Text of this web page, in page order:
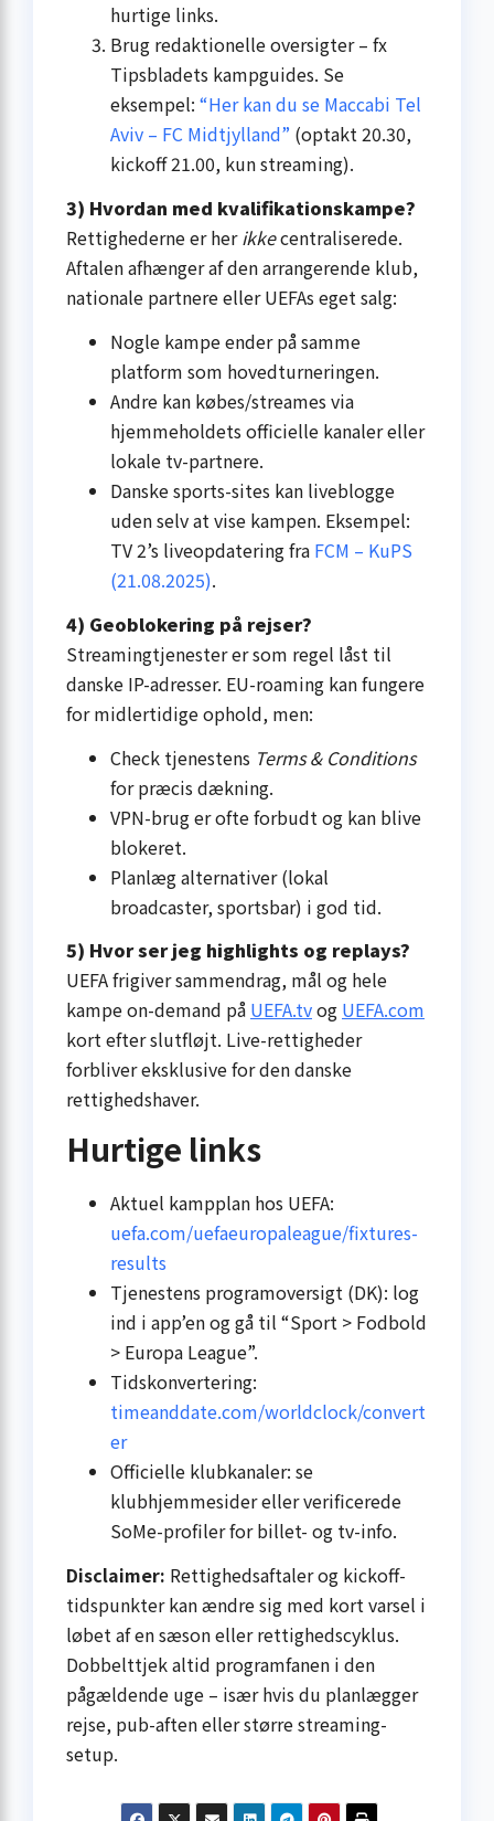
hurtige links.
Brug redaktionelle oversigter – fx
Tipsbladets kampguides. Se
eksempel: “Her kan du se Maccabi Tel
Aviv – FC Midtjylland” (optakt 20.30,
kickoff 21.00, kun streaming).
3) Hvordan med kvalifikationskampe?
Rettighederne er herikkecentraliserede.
Aftalen afhænger af den arrangerende klub,
nationale partnere eller UEFAs eget salg:
Nogle kampe ender på samme
platform som hovedturneringen.
Andre kan købes/streames via
hjemmeholdets officielle kanaler eller
lokale tv-partnere.
Danske sports-sites kan liveblogge
uden selv at vise kampen. Eksempel:
TV 2’s liveopdatering fra FCM – KuPS
(21.08.2025).
4) Geoblokering på rejser?
Streaming­tjenester er som regel låst til
danske IP-adresser. EU-roaming kan fungere
for midlertidige ophold, men:
Check tjenestens Terms & Conditions
for præcis dækning.
VPN-brug er ofte forbudt og kan blive
blokeret.
Planlæg alternativer (lokal
broadcaster, sportsbar) i god tid.
5) Hvor ser jeg highlights og replays?
UEFA frigiver sammendrag, mål og hele
kampe on-demand på UEFA.tvog UEFA.com
kort efter slutfløjt. Live-rettigheder
forbliver eksklusive for den danske
rettighedshaver.
Hurtige links
Aktuel kampplan hos UEFA:
uefa.com/uefaeuropaleague/fixtures-
results
Tjenestens programoversigt (DK): log
ind i app’en og gå til “Sport > Fodbold
> Europa League”.
Tidskonvertering:
timeanddate.com/worldclock/convert
er
Officielle klubkanaler: se
klubhjemmesider eller verificerede
SoMe-profiler for billet- og tv-info.
Disclaimer: Rettighedsaftaler og kickoff-
tidspunkter kan ændre sig med kort varsel i
løbet af en sæson eller rettighedscyklus.
Dobbelttjek altid program­fanen i den
pågældende uge – især hvis du planlægger
rejse, pub-aften eller større streaming-
setup.